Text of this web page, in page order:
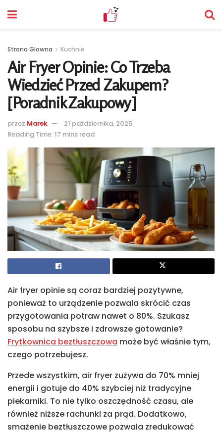
Strona Glowna Kuchnie
Air Fryer Opinie: Co Trzeba
Wiedzieć Przed Zakupem?
[Poradnik Zakupowy]
przez Marek
21 października, 2025
Reading Time: 17 mins read
Air fryer opinie są coraz bardziej pozytywne,
ponieważ to urządzenie pozwala skrócić czas
przygotowania potraw nawet o 80%. Szukasz
sposobu na szybsze i zdrowsze gotowanie?
Frytkownica beztłuszczowa może być właśnie tym,
czego potrzebujesz.
Przede wszystkim, air fryer zużywa do 70% mniej
energii i gotuje do 40% szybciej niż tradycyjne
piekarniki. To nie tylko oszczędność czasu, ale
również niższe rachunki za prąd. Dodatkowo,
smażenie beztłuszczowe pozwala zredukować